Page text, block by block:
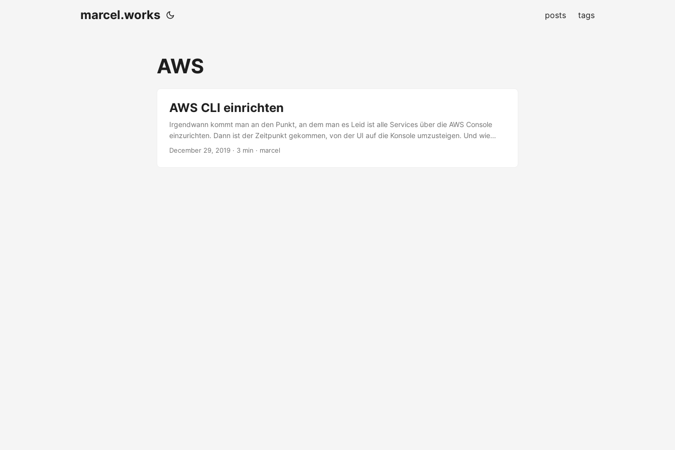
marcel.works posts tags
AWS
AWS CLI einrichten
Irgendwann kommt man an den Punkt, an dem man es Leid ist alle Services über die AWS Console
einzurichten. Dann ist der Zeitpunkt gekommen, von der UI auf die Konsole umzusteigen. Und wie
man das konfiguriert, zeige ich hier als Beispiel unter MacOS … 1. AWS Zugriffsschlüssel erzeugen Als
December 29, 2019 · 3 min · marcel